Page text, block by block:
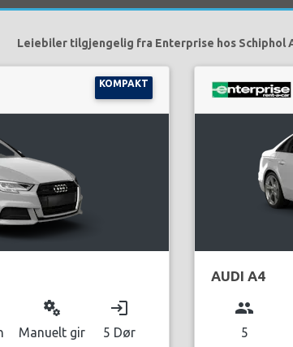
Leiebiler tilgjengelig fra Enterprise hos Schiphol
KOMPAKT
miscellaneous_services
Manuelt gir
login
5 Dør
AUDI A4
group
5